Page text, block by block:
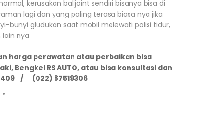
kerusakan balljoint sendiri bisanya bisa di
lagi dan yang paling terasa biasa nya jika
bunyi gludukan saat mobil melewati polisi tidur,
lain nya
harga perawatan atau perbaikan bisa
Bengkel RS AUTO, atau bisa konsultasi dan
/ (022) 87519306